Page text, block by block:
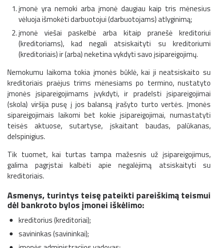
įmonė yra nemoki arba įmonė daugiau kaip tris mėnesius
vėluoja išmokėti darbuotojui (darbuotojams) atlyginimą;
įmonė viešai paskelbė arba kitaip pranešė kreditoriui
(kreditoriams), kad negali atsiskaityti su kreditoriumi
(kreditoriais) ir (arba) neketina vykdyti savo įsipareigojimų.
Nemokumu laikoma tokia įmonės būklė, kai ji neatsiskaito su
kreditoriais praėjus trims mėnesiams po termino, nustatyto
įmonės įsipareigojimams įvykdyti, ir pradelsti įsipareigojimai
(skola) viršija pusę į jos balansą įrašyto turto vertės. Įmonės
sipareigojimais laikomi bet kokie įsipareigojimai, numastatyti
teisės aktuose, sutartyse, įskaitant baudas, palūkanas,
delspinigius.
Tik tuomet, kai turtas tampa mažesnis už įsipareigojimus,
galima pagrįstai kalbėti apie negalėjimą atsiskaityti su
kreditoriais.
Asmenys, turintys teisę pateikti pareiškimą teismui
dėl bankroto bylos įmonei iškėlimo:
kreditorius (kreditoriai);
savininkas (savininkai);